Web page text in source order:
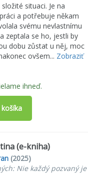
situaci. Je na
a potřebuje někam
svému nevlastnímu
zeptala se ho, jestli by
dobu zůstat u něj, moc
ovšem... Zobraziť
ihneď.
(e-kniha)
(2025)
Nie každý pozvaný je